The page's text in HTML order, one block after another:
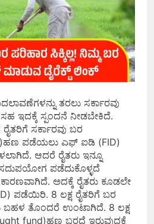
ತರಲು ಸರ್ಕಾರವು
ಇದಕ್ಕೆ ಸ್ಪಂದನೆ ನೀಡಬೇಕಿದೆ.
ಸರ್ಕಾರವು ಬರ
ಪಡೆಯಲು ಎಫ್ ಐಡಿ (FID)
ಆದರೆ ರೈತರು ಇನ್ನೂ
ಪಡೆದುಕೊಳ್ಳದೆ
ಅದಕ್ಕೆ ರೈತರು ಕೂಡಲೇ
ಪಡೆಯಿರಿ. 8 ಲಕ್ಷ ರೈತರಿಗೆ ಬರ
ಬಹಳ ತೊಂದರೆ ಉಂಟಾಗಿದೆ. 8 ಲಕ್ಷ
fund)ಹಣ ಬರದೆ ಇರುವುದಕ್ಕೆ